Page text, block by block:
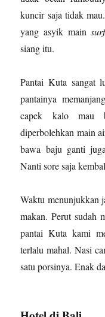
kuncir saja tidak
yang asyik main
siang itu.
Pantai Kuta sangat
pantainya
capek kalo mau
diperbolehkan main
bawa baju ganti
Nanti sore saja
Waktu menunjukkan
makan. Perut sudah
pantai Kuta kami
terlalu mahal. Nasi
satu porsinya. Enak